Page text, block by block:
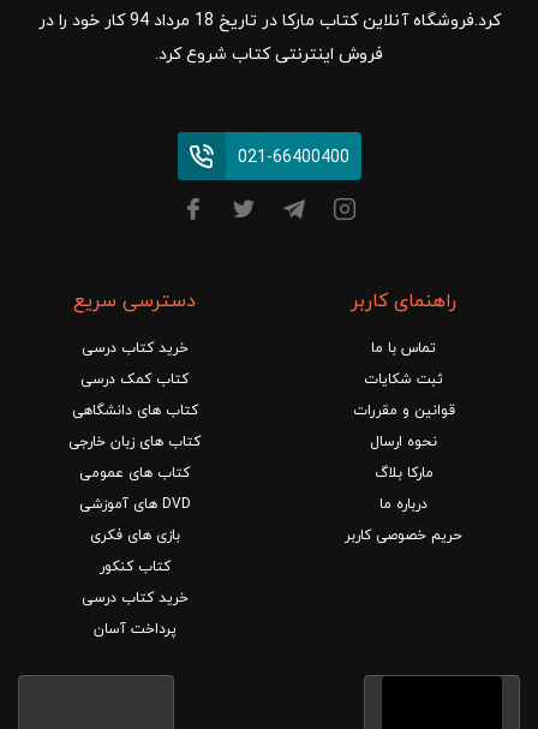
کرد.فروشگاه آنلاین کتاب مارکا در تاریخ 18 مرداد 94 کار خود را در
فروش اینترنتی کتاب شروع کرد.
021-66400400
راهنمای کاربر
تماس با ما
ثبت شکایات
قوانین و مقررات
نحوه ارسال
مارکا بلاگ
درباره ما
حریم خصوصی کاربر
دسترسی سریع
خرید کتاب درسی
کتاب کمک درسی
کتاب های دانشگاهی
کتاب های زبان خارجی
کتاب های عمومی
DVD های آموزشی
بازی های فکری
کتاب کنکور
خرید کتاب درسی
پرداخت آسان